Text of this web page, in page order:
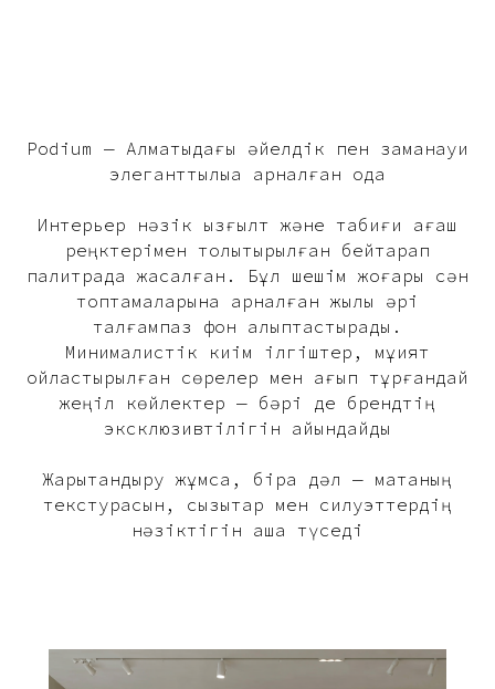
Podium — Алматыдағы әйелдік пен заманауи
элеганттылыққа арналған ода
Интерьер нәзік қызғылт және табиғи ағаш
реңктерімен толықтырылған бейтарап
палитрада жасалған. Бұл шешім жоғары сән
топтамаларына арналған жылы әрі
талғампаз фон қалыптастырады.
Минималистік киім ілгіштер, мұқият
ойластырылған сөрелер мен ағып тұрғандай
жеңіл көйлектер — бәрі де брендтің
эксклюзивтілігін айқындайды
Жарықтандыру жұмсақ, бірақ дәл — матаның
текстурасын, сызықтар мен силуэттердің
нәзіктігін аша түседі